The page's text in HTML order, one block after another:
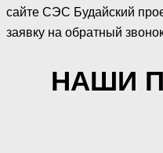
сайте СЭС Будайский
заявку на обратный
НАШИ